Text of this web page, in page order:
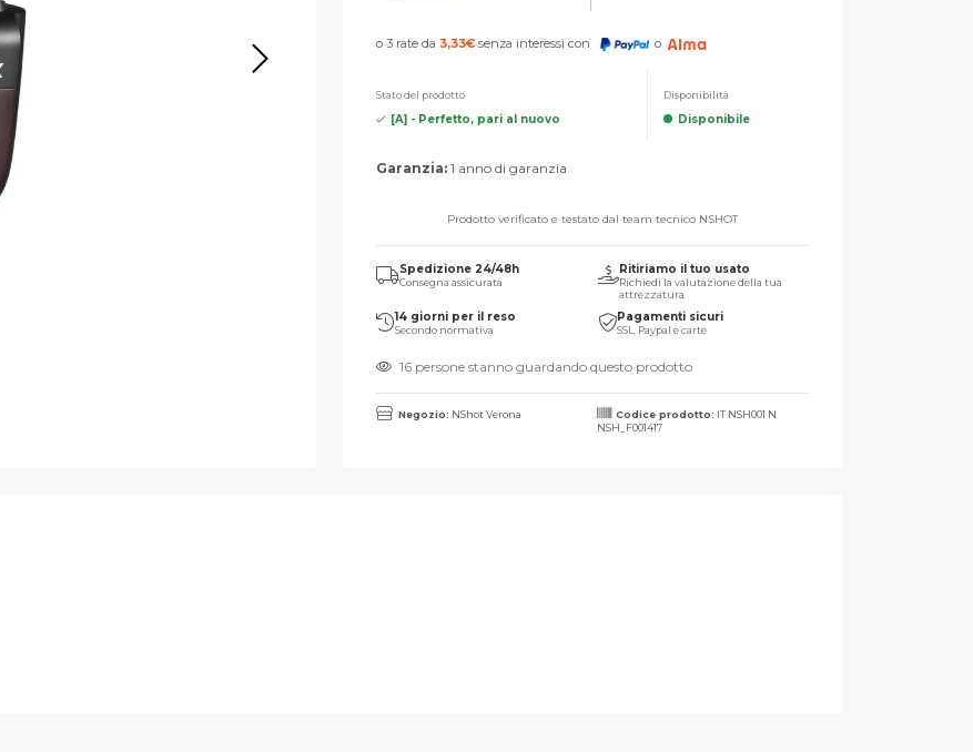
o 3 rate da 3,33€ senza interessi con o
Stato del prodotto
[A] - Perfetto, pari al nuovo
Disponibilità
Disponibile
Garanzia: 1 anno di garanzia
Prodotto verificato e testato dal team tecnico NSHOT
Spedizione 24/48h
Consegna assicurata
Ritiriamo il tuo usato
Richiedi la valutazione della tua
attrezzatura
14 giorni per il reso
Secondo normativa
Pagamenti sicuri
SSL, Paypal e carte
16 persone stanno guardando questo prodotto
Negozio: NShot Verona Codice prodotto: IT NSH001 N
NSH_F001417